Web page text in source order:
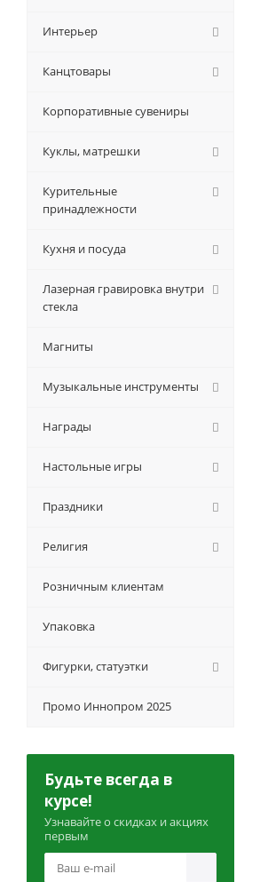
Интерьер
Канцтовары
Корпоративные сувениры
Куклы, матрешки
Курительные
принадлежности
Кухня и посуда
Лазерная гравировка внутри
стекла
Магниты
Музыкальные инструменты
Награды
Настольные игры
Праздники
Религия
Розничным клиентам
Упаковка
Фигурки, статуэтки
Промо Иннопром 2025
Будьте всегда в
курсе!
Узнавайте о скидках и акциях
первым